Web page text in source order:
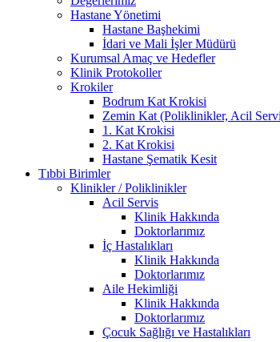
Hastane Yönetimi
Hastane Başhekimi
İdari ve Mali İşler Müdürü
Kurumsal Amaç ve Hedefler
Klinik Protokoller
Krokiler
Bodrum Kat Krokisi
Zemin Kat (Poliklinikler, Acil
1. Kat Krokisi
2. Kat Krokisi
Hastane Şematik Kesit
Tıbbi Birimler
Klinikler / Poliklinikler
Acil Servis
Klinik Hakkında
Doktorlarımız
İç Hastalıkları
Klinik Hakkında
Doktorlarımız
Aile Hekimliği
Klinik Hakkında
Doktorlarımız
Çocuk Sağlığı ve Hastalıkları